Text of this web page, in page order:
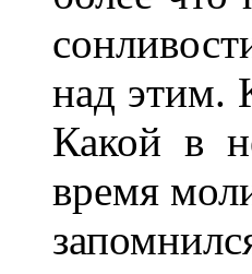
над этим.
Какой в
время